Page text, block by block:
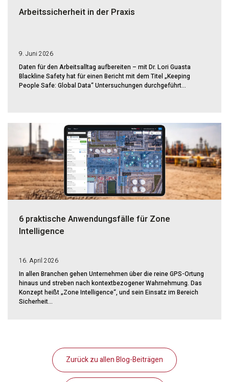
Arbeitssicherheit in der Praxis
9. Juni 2026
Daten für den Arbeitsalltag aufbereiten – mit Dr. Lori Guasta
Blackline Safety hat für einen Bericht mit dem Titel „Keeping
People Safe: Global Data“ Untersuchungen durchgeführt...
6 praktische Anwendungsfälle für Zone
Intelligence
16. April 2026
In allen Branchen gehen Unternehmen über die reine GPS-Ortung
hinaus und streben nach kontextbezogener Wahrnehmung. Das
Konzept heißt „Zone Intelligence“, und sein Einsatz im Bereich
Sicherheit...
Zurück zu allen Blog-Beiträgen